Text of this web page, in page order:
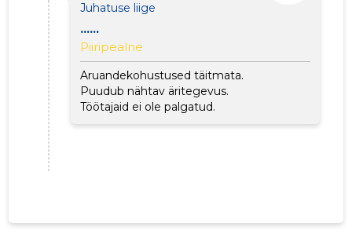
Juhatuse liige
......
Piiripealne
Aruandekohustused täitmata.
Puudub nähtav äritegevus.
Töötajaid ei ole palgatud.